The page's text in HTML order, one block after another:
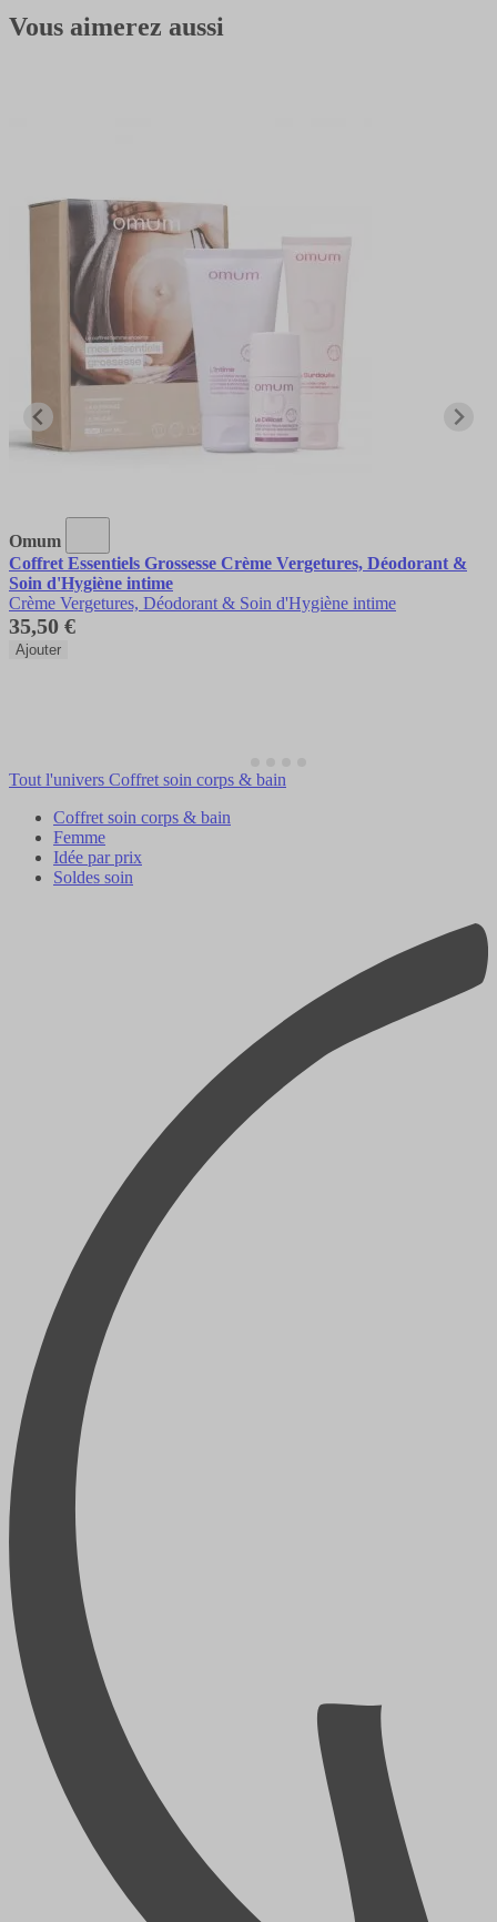
Vous aimerez aussi
Omum
Coffret Essentiels Grossesse Crème Vergetures, Déodorant &
Soin d'Hygiène intime
Crème Vergetures, Déodorant & Soin d'Hygiène intime
35,50 €
Ajouter
Tout l'univers Coffret soin corps & bain
Coffret soin corps & bain
Femme
Idée par prix
Soldes soin